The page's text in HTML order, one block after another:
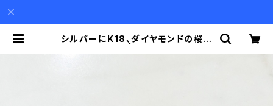
シルバーにK18、ダイヤモンドの桜の